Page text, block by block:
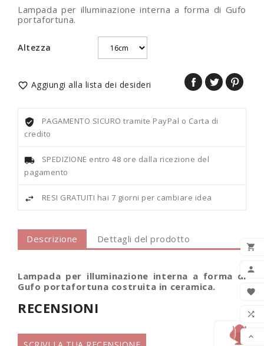





Lampada per illuminazione interna a forma di Gufo
portafortuna.
Altezza
 Aggiungi alla lista dei desideri
PAGAMENTO SICURO tramite PayPal o Carta di
credito
SPEDIZIONE entro 48 ore dalla ricezione del
pagamento
RESI GRATUITI hai 7 giorni per cambiare idea
Descrizione Dettagli del prodotto
Lampada per illuminazione interna a forma di
Gufo portafortuna costruita in ceramica.
RECENSIONI